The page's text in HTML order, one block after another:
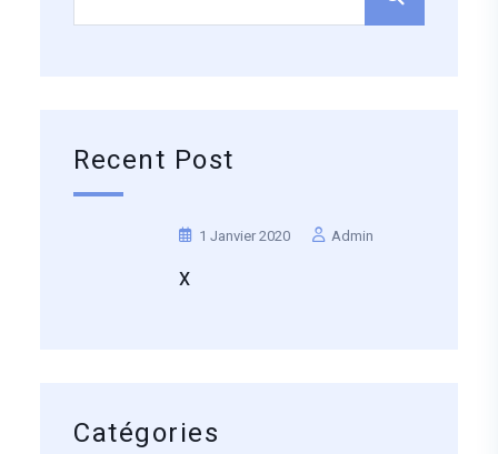
Recent Post
1 Janvier 2020 Admin
X
Catégories